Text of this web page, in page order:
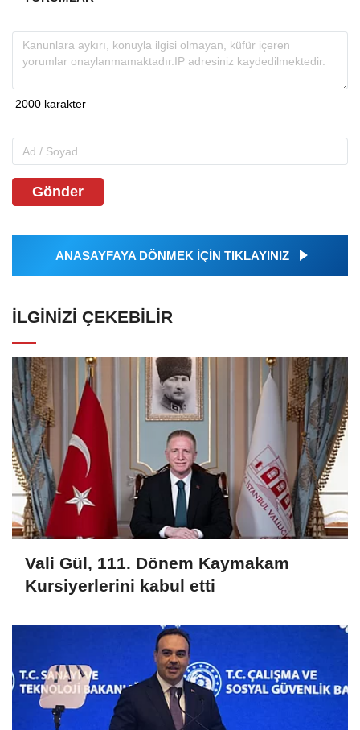
Gönder
ANASAYFAYA DÖNMEK İÇİN TIKLAYINIZ
İLGINIZI ÇEKEBILIR
Vali Gül, 111. Dönem Kaymakam
Kursiyerlerini kabul etti